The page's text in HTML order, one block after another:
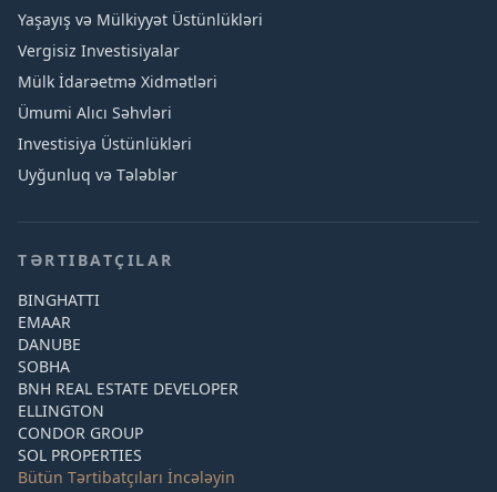
Yaşayış və Mülkiyyət Üstünlükləri
Vergisiz Investisiyalar
Mülk İdarəetmə Xidmətləri
Ümumi Alıcı Səhvləri
Investisiya Üstünlükləri
Uyğunluq və Tələblər
TƏRTIBATÇILAR
BINGHATTI
EMAAR
DANUBE
SOBHA
BNH REAL ESTATE DEVELOPER
ELLINGTON
CONDOR GROUP
SOL PROPERTIES
Bütün Tərtibatçıları İncələyin